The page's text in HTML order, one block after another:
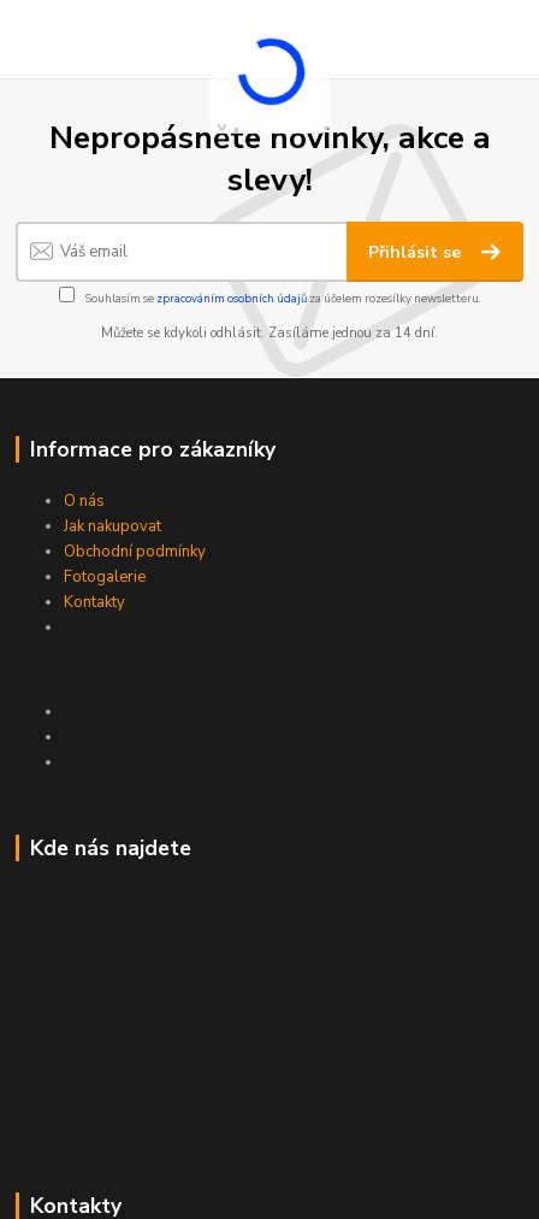
Nepropásněte novinky, akce a
slevy!
Přihlásit se
Souhlasím se zpracováním osobních údajůza účelem rozesílky newsletteru.
Můžete se kdykoli odhlásit. Zasíláme jednou za 14 dní.
Informace pro zákazníky
O nás
Jak nakupovat
Obchodní podmínky
Fotogalerie
Kontakty
Kde nás najdete
Kontakty